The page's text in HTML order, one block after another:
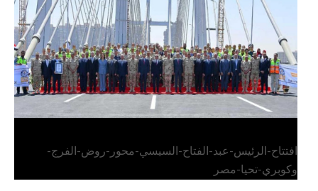
وكوبري تحيا مصر
افتتاح-الرئيس-عبد-الفتاح-السيسي-محور-روض-الفرج-
وكوبري-تحيا-مصر